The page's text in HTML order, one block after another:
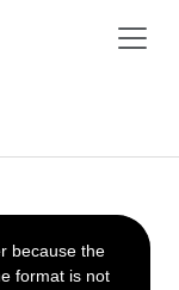
because the
format is not